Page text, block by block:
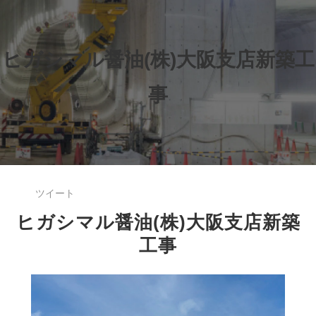
ヒガシマル醤油(株)大阪支店新築工
事
ツイート
ヒガシマル醤油(株)大阪支店新築
工事